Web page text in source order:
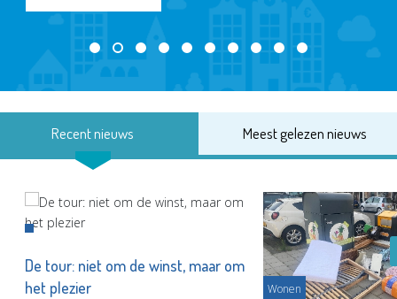
Recent nieuws Meest gelezen nieuws
De tour: niet om de winst, maar om
het plezier
Wonen